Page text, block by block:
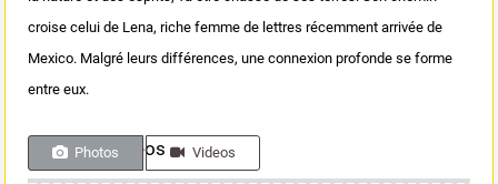
croise celui de Lena, riche femme de lettres récemment arrivée de
Mexico. Malgré leurs différences, une connexion profonde se forme
entre eux.
Photos & videos
Photos Videos